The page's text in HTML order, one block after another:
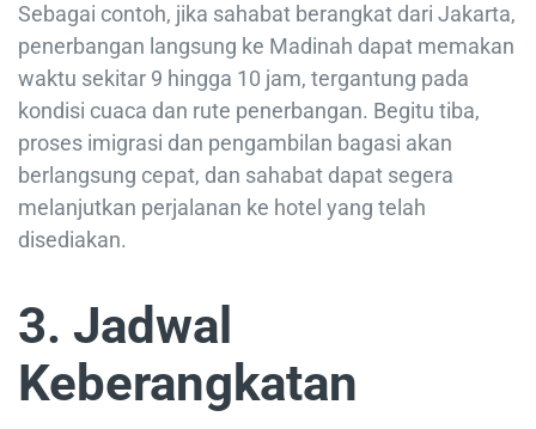
Sebagai contoh, jika sahabat berangkat dari Jakarta,
penerbangan langsung ke Madinah dapat memakan
waktu sekitar 9 hingga 10 jam, tergantung pada
kondisi cuaca dan rute penerbangan. Begitu tiba,
proses imigrasi dan pengambilan bagasi akan
berlangsung cepat, dan sahabat dapat segera
melanjutkan perjalanan ke hotel yang telah
disediakan.
3. Jadwal
Keberangkatan